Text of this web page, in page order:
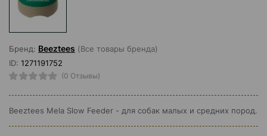
Бренд: Beeztees (Все товары бренда)
ID: 1271191752
(0 Отзывы)
Beeztees Mela Slow Feeder - для собак малых и средних пород.